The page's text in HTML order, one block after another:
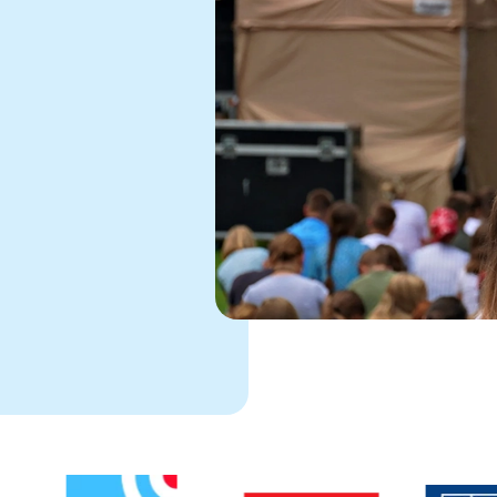
Link otwiera sie w nowej karcieLink otwiera sie w nowej karcie
Link otwiera